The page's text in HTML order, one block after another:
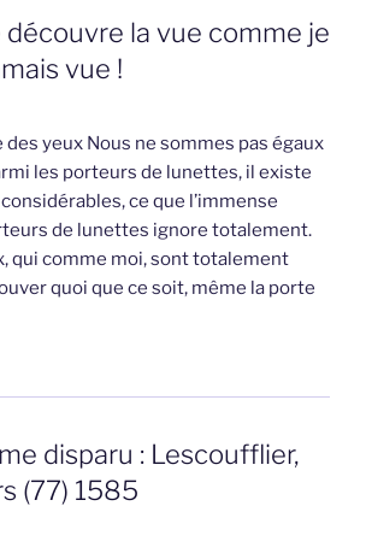
découvre la vue comme je
vue !
des yeux Nous ne sommes pas égaux
les porteurs de lunettes, il existe
ce que l’immense
de lunettes ignore totalement.
qui comme moi, sont totalement
quoi que ce soit, même la porte
disparu : Lescoufflier,
(77) 1585